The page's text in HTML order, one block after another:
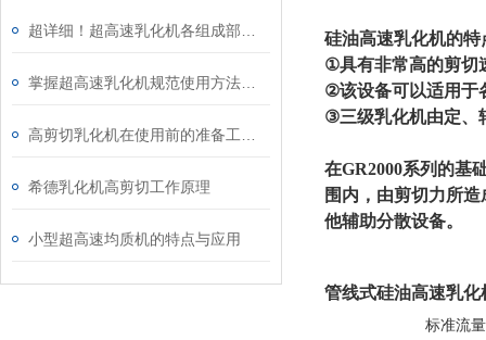
希德乳化机高剪切工作原理
小型超高速均质机的特点与应用
硅油高速乳化机的特
①具有非常高的剪切
②该设备可以适用于
③三级乳化机由定、
在GR2000系列的基
围内，由剪切力所
他辅助分散设备。
管线式硅油高速乳
标准流量